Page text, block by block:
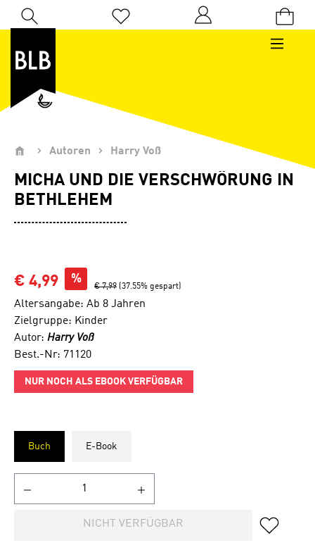
Zum Hauptinhalt springen
Du hast 0 Produkte auf dem Merkzettel
Autoren Harry Voß
MICHA UND DIE VERSCHWÖRUNG IN
BETHLEHEM
€ 4,99 %
€ 7,99 (37.55% gespart)
Altersangabe: Ab 8 Jahren
Zielgruppe: Kinder
Autor: Harry Voß
Best.-Nr: 71120
NUR NOCH ALS EBOOK VERFÜGBAR
Buch E-Book
NICHT VERFÜGBAR